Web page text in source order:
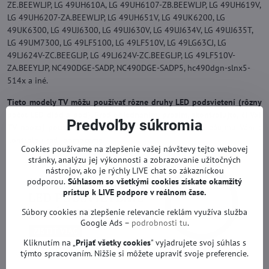
ZE.BEEWLJP, LG 49UH610A, LG 49UH6107-ZB.BEEWLJP, LG 49UH619V,
LG 49UH6207-ZA.BEEWLJP, LG 49UH651V, LG 49UK6200, LG
49UK6300, LG 49UJ6300, LG 49UJ630V, LG 49UJ634V, LG 49UJ635T,
LG 49UM7300, LG 49LF5100, LG 49LF510V, LG 49LG63CJ, LG
49LJ624V-ZC.BEEGLJP, LG 49LJ624V-ZC.BEEGLJP, LG 49LF510V-
ZA.BEEYLJP, NC490DGE-SADP, NC490DGE-SADP5, hc490dgn-slnx5-
514x a iné.
Tieto modely TV môžu používať rôzne druhy LED podsvietení (rôzny
TV naozaj používa tento druh LED pásov.V prípade záujmu Vám s
Predvoľby súkromia
Cookies používame na zlepšenie vašej návštevy tejto webovej
stránky, analýzu jej výkonnosti a zobrazovanie užitočných
nástrojov, ako je rýchly LIVE chat so zákazníckou
podporou. Súhlasom so všetkými cookies získate okamžitý
prístup k LIVE podpore v reálnom čase.
Súbory cookies na zlepšenie relevancie reklám využíva služba
Google Ads – podrobnosti tu.
Kliknutím na „ Prijať všetky cookies" vyjadrujete svoj súhlas s
týmto spracovaním. Nižšie si môžete upraviť svoje preferencie.